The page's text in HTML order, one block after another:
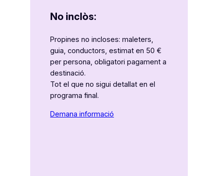
No inclòs:
Propines no incloses: maleters,
guia, conductors, estimat en 50 €
per persona, obligatori pagament a
destinació.
Tot el que no sigui detallat en el
programa final.
Demana informació